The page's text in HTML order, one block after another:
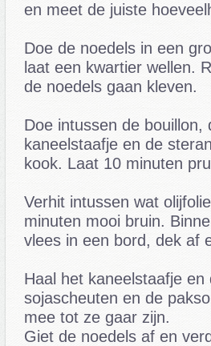
en meet de juiste
Doe de noedels in een
laat een kwartier wellen.
de noedels gaan kleven.
Doe intussen de
kaneelstaafje en de
kook. Laat 10 minuten
Verhit intussen wat
minuten mooi bruin.
vlees in een bord, dek af
Haal het kaneelstaafje
sojascheuten en de
mee tot ze gaar zijn.
Giet de noedels af en